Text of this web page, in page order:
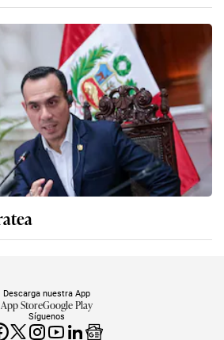
Síguenos
Descarga nuestra App
App StoreGoogle Play